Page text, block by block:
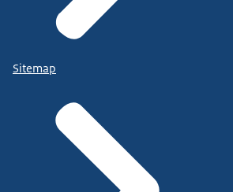
Sitemap